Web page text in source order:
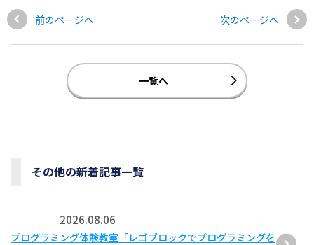
前のページへ 次のページへ
一覧へ
その他の新着記事一覧
2026.08.06
プログラミング体験教室「レゴブロックでプログラミングを